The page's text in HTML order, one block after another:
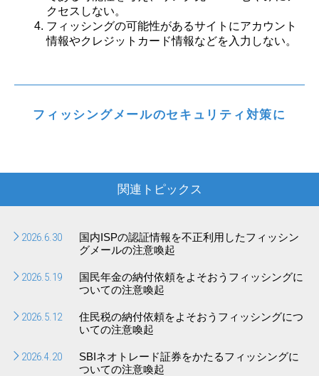
クセスしない。
フィッシングの可能性があるサイトにアカウント
情報やクレジットカード情報などを入力しない。
フィッシングメールのセキュリティ対策に
関連トピックス
2026.6.30
国内ISPの認証情報を不正利用したフィッシン
グメールの注意喚起
2026.5.19
国民年金の納付依頼をよそおうフィッシングに
ついての注意喚起
2026.5.12
住民税の納付依頼をよそおうフィッシングにつ
いての注意喚起
2026.4.20
SBIネオトレード証券をかたるフィッシングに
ついての注意喚起